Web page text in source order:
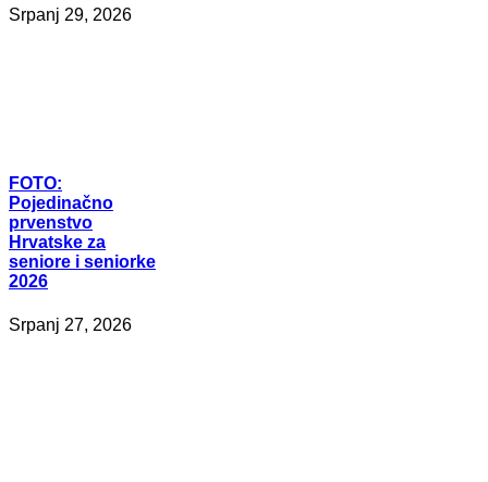
Srpanj 29, 2026
FOTO:
Pojedinačno
prvenstvo
Hrvatske za
seniore i seniorke
2026
Srpanj 27, 2026